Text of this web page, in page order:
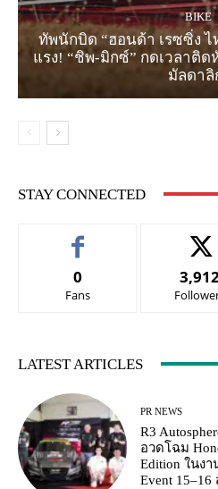
BIKE
ทัพนักบิด “ฮอนด้า เรซซิ่ง
แรง! “ชิพ-มิกซ์” กดเวลาติด
มัลดาลิ
STAY CONNECTED
0
Fans
LATEST ARTICLES
PR NEWS
R3
อวดโฉม
Edition ในงา
Event 15–16